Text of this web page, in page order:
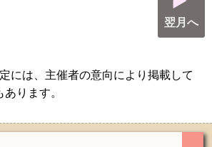
翌月へ
は、主催者の意向により掲載して
ります。